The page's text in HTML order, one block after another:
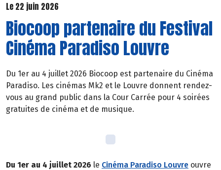
Le 22 juin 2026
Biocoop partenaire du Festival
Cinéma Paradiso Louvre
Du 1er au 4 juillet 2026 Biocoop est partenaire du Cinéma
Paradiso. Les cinémas Mk2 et le Louvre donnent rendez-
vous au grand public dans la Cour Carrée pour 4 soirées
gratuites de cinéma et de musique.
Du 1er au 4 juillet 2026 le Cinéma Paradiso Louvre ouvre